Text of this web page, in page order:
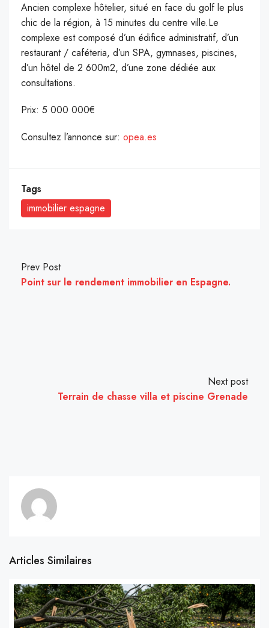
Ancien complexe hôtelier, situé en face du golf le plus
chic de la région, à 15 minutes du centre ville.Le
complexe est composé d’un édifice administratif, d’un
restaurant / caféteria, d’un SPA, gymnases, piscines,
d’un hôtel de 2 600m2, d’une zone dédiée aux
consultations.
Prix: 5 000 000€
Consultez l’annonce sur: opea.es
Tags
immobilier espagne
Prev Post
Point sur le rendement immobilier en Espagne.
Next post
Terrain de chasse villa et piscine Grenade
Articles Similaires